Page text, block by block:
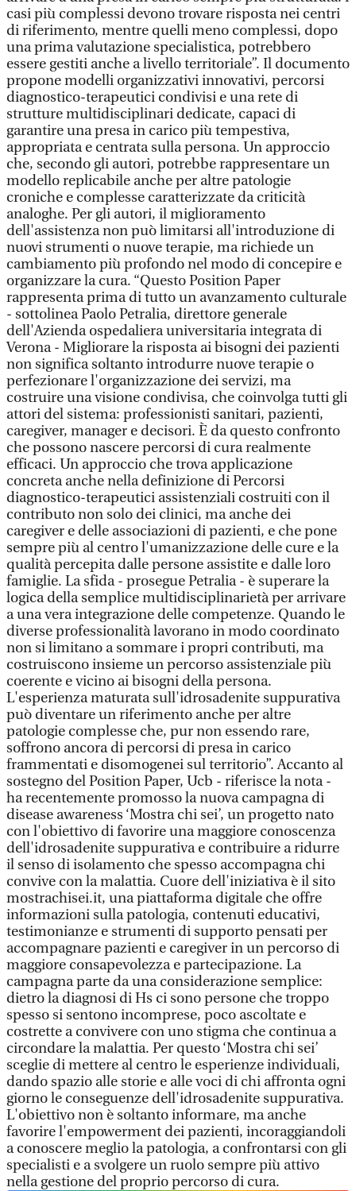
casi più complessi devono trovare risposta nei centri
di riferimento, mentre quelli meno complessi, dopo
una prima valutazione specialistica, potrebbero
essere gestiti anche a livello territoriale”. Il documento
propone modelli organizzativi innovativi, percorsi
diagnostico-terapeutici condivisi e una rete di
strutture multidisciplinari dedicate, capaci di
garantire una presa in carico più tempestiva,
appropriata e centrata sulla persona. Un approccio
che, secondo gli autori, potrebbe rappresentare un
modello replicabile anche per altre patologie
croniche e complesse caratterizzate da criticità
analoghe. Per gli autori, il miglioramento
dell'assistenza non può limitarsi all'introduzione di
nuovi strumenti o nuove terapie, ma richiede un
cambiamento più profondo nel modo di concepire e
organizzare la cura. “Questo Position Paper
rappresenta prima di tutto un avanzamento culturale
- sottolinea Paolo Petralia, direttore generale
dell'Azienda ospedaliera universitaria integrata di
Verona - Migliorare la risposta ai bisogni dei pazienti
non significa soltanto introdurre nuove terapie o
perfezionare l'organizzazione dei servizi, ma
costruire una visione condivisa, che coinvolga tutti gli
attori del sistema: professionisti sanitari, pazienti,
caregiver, manager e decisori. È da questo confronto
che possono nascere percorsi di cura realmente
efficaci. Un approccio che trova applicazione
concreta anche nella definizione di Percorsi
diagnostico-terapeutici assistenziali costruiti con il
contributo non solo dei clinici, ma anche dei
caregiver e delle associazioni di pazienti, e che pone
sempre più al centro l'umanizzazione delle cure e la
qualità percepita dalle persone assistite e dalle loro
famiglie. La sfida - prosegue Petralia - è superare la
logica della semplice multidisciplinarietà per arrivare
a una vera integrazione delle competenze. Quando le
diverse professionalità lavorano in modo coordinato
non si limitano a sommare i propri contributi, ma
costruiscono insieme un percorso assistenziale più
coerente e vicino ai bisogni della persona.
L'esperienza maturata sull'idrosadenite suppurativa
può diventare un riferimento anche per altre
patologie complesse che, pur non essendo rare,
soffrono ancora di percorsi di presa in carico
frammentati e disomogenei sul territorio”. Accanto al
sostegno del Position Paper, Ucb - riferisce la nota -
ha recentemente promosso la nuova campagna di
disease awareness ‘Mostra chi sei’, un progetto nato
con l'obiettivo di favorire una maggiore conoscenza
dell'idrosadenite suppurativa e contribuire a ridurre
il senso di isolamento che spesso accompagna chi
convive con la malattia. Cuore dell'iniziativa è il sito
mostrachisei.it, una piattaforma digitale che offre
informazioni sulla patologia, contenuti educativi,
testimonianze e strumenti di supporto pensati per
accompagnare pazienti e caregiver in un percorso di
maggiore consapevolezza e partecipazione. La
campagna parte da una considerazione semplice:
dietro la diagnosi di Hs ci sono persone che troppo
spesso si sentono incomprese, poco ascoltate e
costrette a convivere con uno stigma che continua a
circondare la malattia. Per questo ‘Mostra chi sei’
sceglie di mettere al centro le esperienze individuali,
dando spazio alle storie e alle voci di chi affronta ogni
giorno le conseguenze dell'idrosadenite suppurativa.
L'obiettivo non è soltanto informare, ma anche
favorire l'empowerment dei pazienti, incoraggiandoli
a conoscere meglio la patologia, a confrontarsi con gli
specialisti e a svolgere un ruolo sempre più attivo
nella gestione del proprio percorso di cura.